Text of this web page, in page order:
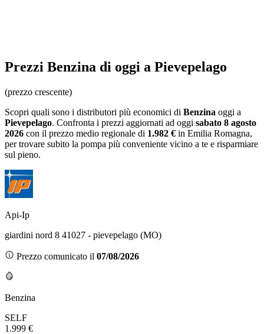
Prezzi Benzina di oggi a Pievepelago
(prezzo crescente)
Scopri quali sono i distributori più economici di Benzina oggi a
Pievepelago. Confronta i prezzi aggiornati ad oggi sabato 8 agosto
2026 con il prezzo medio regionale di 1.982 € in Emilia Romagna,
per trovare subito la pompa più conveniente vicino a te e risparmiare
sul pieno.
Api-Ip
giardini nord 8 41027 - pievepelago (MO)
Prezzo comunicato il 07/08/2026
Benzina
SELF
1.999 €